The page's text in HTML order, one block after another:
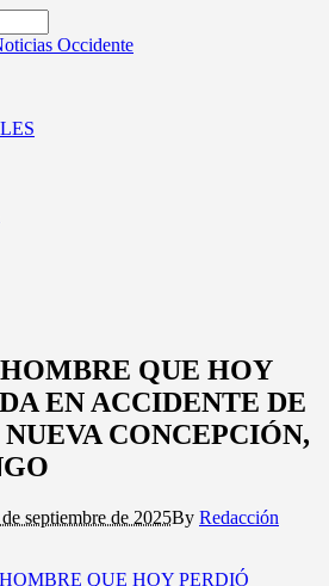
QUE HOY
EN ACCIDENTE DE
CONCEPCIÓN,
septiembre de 2025By Redacción